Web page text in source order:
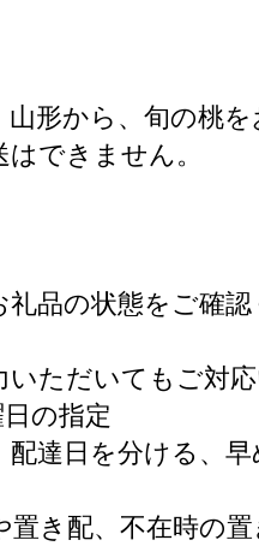
形から、旬の桃
できません。
品の状態をご確認
いただいてもご対
の指定
配達日を分ける、
置き配、不在時の